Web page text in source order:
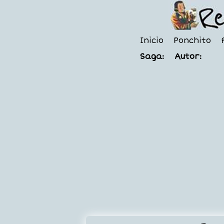
Inicio Ponchito
Saga:
Autor: